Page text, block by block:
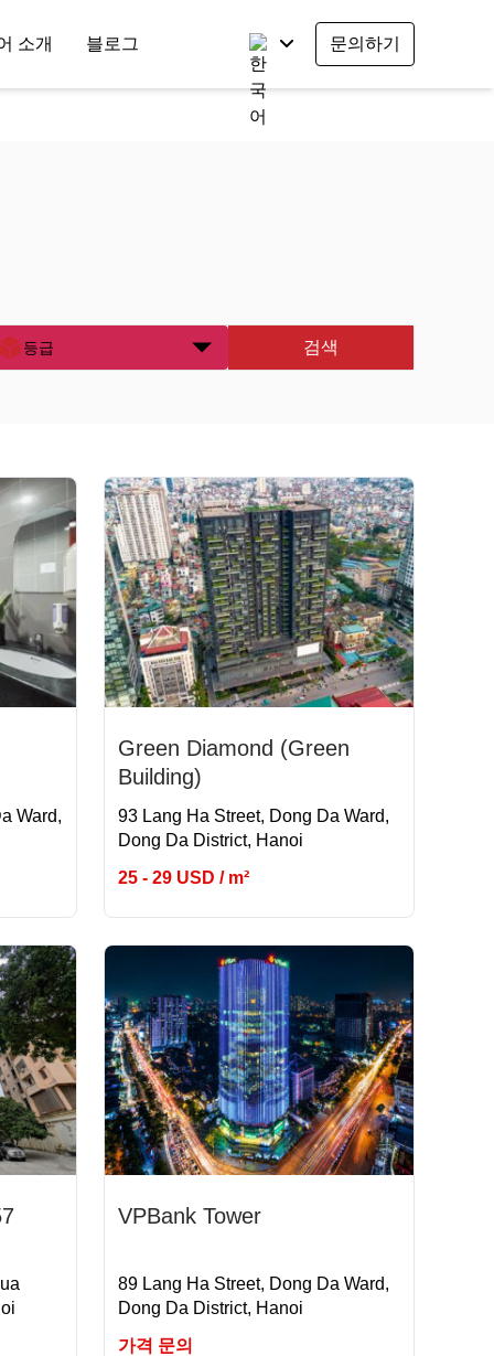
소개 블로그 문의하기
등급 검색
Ward,
Green Diamond (Green
Building)
93 Lang Ha Street, Dong Da Ward,
Dong Da District, Hanoi
25 - 29 USD / m²
VPBank Tower
89 Lang Ha Street, Dong Da Ward,
Dong Da District, Hanoi
가격 문의